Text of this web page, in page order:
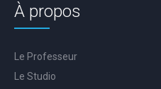
À propos
Le Professeur
Le Studio